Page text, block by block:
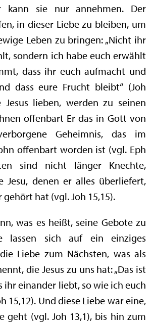
kann sie nur annehmen. Der
in dieser Liebe zu bleiben, um
Leben zu bringen: „Nicht ihr
sondern ich habe euch erwählt
dass ihr euch aufmacht und
dass eure Frucht bleibt“ (Joh
Jesus lieben, werden zu seinen
offenbart Er das in Gott von
Geheimnis, das im
offenbart worden ist (vgl. Eph
sind nicht länger Knechte,
Jesu, denen er alles überliefert,
gehört hat (vgl. Joh 15,15).
was es heißt, seine Gebote zu
lassen sich auf ein einziges
Liebe zum Nächsten, was als
die Jesus zu uns hat: „Das ist
ihr einander liebt, so wie ich euch
15,12). Und diese Liebe war eine,
geht (vgl. Joh 13,1), bis hin zum